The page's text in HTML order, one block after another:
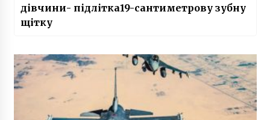
дівчини- підлітка19-сантиметрову зубну
щітку